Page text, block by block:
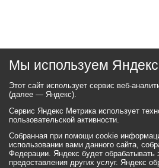
Мы используем
Этот сайт использует сервис веб-
(далее — Яндекс).
Сервис Яндекс Метрика использует
пользовательской активности.
Собранная при помощи cookie
использовании вами данного сайта,
Федерации. Яндекс будет обрабатывать
предоставления других услуг. Яндекс